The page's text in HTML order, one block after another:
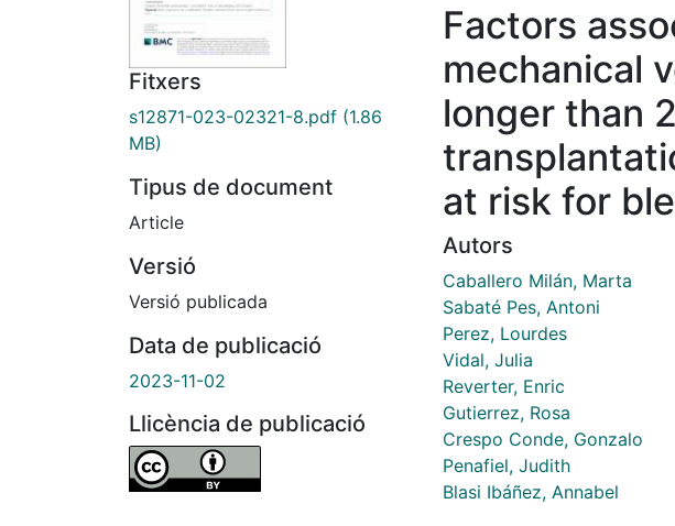
Fitxers
s12871-023-02321-8.pdf (1.86
MB)
Tipus de document
Article
Versió
Versió publicada
Data de publicació
2023-11-02
Llicència de publicació
Factors
mechanical
longer than
at risk for
Autors
Caballero Milán, Marta
Sabaté Pes, Antoni
Perez, Lourdes
Vidal, Julia
Reverter, Enric
Gutierrez, Rosa
Crespo Conde, Gonzalo
Penafiel, Judith
Blasi Ibáñez, Annabel